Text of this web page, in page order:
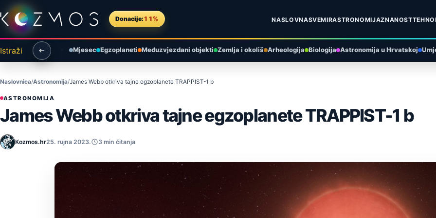
Preskoči na sadržaj
Donacije: 11% NASLOVNASVEMIRASTRONOMIJAZNANOST
Istraži Mjesec Egzoplaneti Međuzvjezdani objekti Zemlja i okoliš Arheologija Biologija Astronomija u Hrvatskoj
Naslovnica Astronomija James Webb otkriva tajne egzoplanete TRAPPIST-1 b
ASTRONOMIJA
James Webb otkriva tajne egzoplanete TRAPPIST-1 b
Kozmos.hr25. rujna 2023. 3 min čitanja